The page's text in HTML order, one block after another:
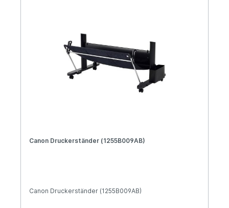
Canon Druckerständer (1255B009AB)
Canon Druckerständer (1255B009AB)